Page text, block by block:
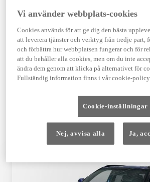
USED
Garanti upp till 10 år eller 20 000
kombination med Toyota Relax
12 månaders vägassistans
Vi använder webbplats-cookies
Cookies används för att ge dig den bästa
att leverera tjänster och verktyg från tredje part,
och förbättra hur webbplatsen fungerar och för
att du behåller alla cookies, men om du inte
ändra dem genom att klicka på alternativet för
Fullständig information finns i vår cookie-
Cookie-inställningar
Nej, avvisa alla Ja,